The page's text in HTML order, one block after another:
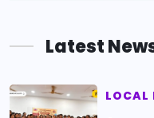
Latest
LOCAL